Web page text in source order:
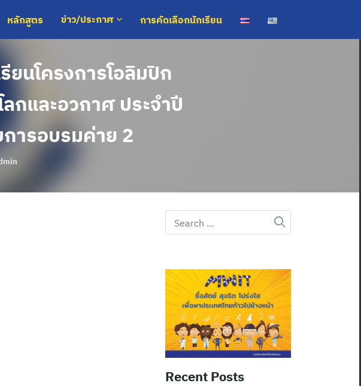
หลักสูตร ข่าว/ประกาศ การคัดเลือกนักเรียน
นโครงการโอลิมปิก
กและอวกาศ ประจำปี
การอบรมค่าย 2
Search
for:
Recent Posts